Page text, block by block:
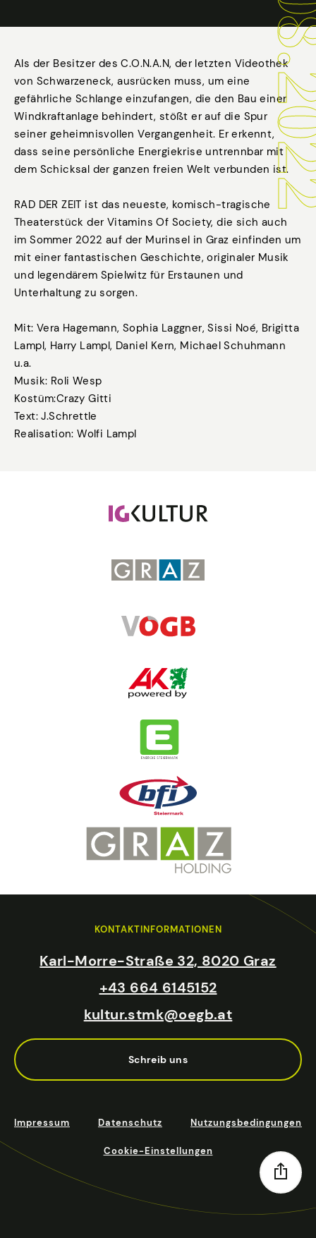
Als der Besitzer des C.O.N.A.N, der letzten Videothek
von Schwarzeneck, ausrücken muss, um eine
gefährliche Schlange einzufangen, die den Bau einer
Windkraftanlage behindert, stößt er auf die Spur
seiner geheimnisvollen Vergangenheit. Er erkennt,
dass seine persönliche Energiekrise untrennbar mit
dem Schicksal der ganzen freien Welt verbunden ist.
RAD DER ZEIT ist das neueste, komisch-tragische
Theaterstück der Vitamins Of Society, die sich auch
im Sommer 2022 auf der Murinsel in Graz einfinden um
mit einer fantastischen Geschichte, originaler Musik
und legendärem Spielwitz für Erstaunen und
Unterhaltung zu sorgen.
Mit: Vera Hagemann, Sophia Laggner, Sissi Noé, Brigitta
Lampl, Harry Lampl, Daniel Kern, Michael Schuhmann
u.a.
Musik: Roli Wesp
Kostüm:Crazy Gitti
Text: J.Schrettle
Realisation: Wolfi Lampl
KONTAKTINFORMATIONEN
Karl-Morre-Straße 32, 8020 Graz
+43 664 6145152
kultur.stmk@oegb.at
Schreib uns
Impressum Datenschutz Nutzungsbedingungen
Cookie-Einstellungen